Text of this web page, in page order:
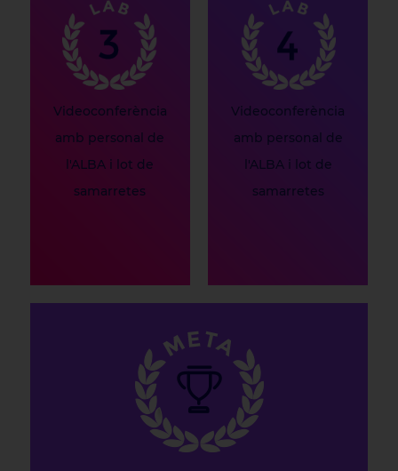
Videoconferència
amb personal de
l'ALBA i lot de
samarretes
Videoconferència
amb personal de
l'ALBA i lot de
samarretes